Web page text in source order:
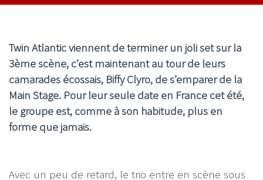
Twin Atlantic viennent de terminer un joli set sur la
3ème scène, c’est maintenant au tour de leurs
camarades écossais, Biffy Clyro, de s’emparer de la
Main Stage. Pour leur seule date en France cet été,
le groupe est, comme à son habitude, plus en
forme que jamais.
Avec un peu de retard, le trio entre en scène sous